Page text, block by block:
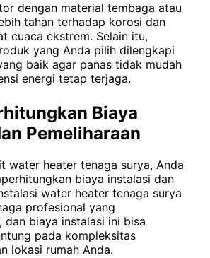
dengan material tembaga atau
tahan terhadap korosi dan
cuaca ekstrem. Selain itu,
yang Anda pilih dilengkapi
baik agar panas tidak mudah
energi tetap terjaga.
Biaya
Pemeliharaan
water heater tenaga surya, Anda
biaya instalasi dan
water heater tenaga surya
profesional yang
dan biaya instalasi ini bisa
pada kompleksitas
lokasi rumah Anda.